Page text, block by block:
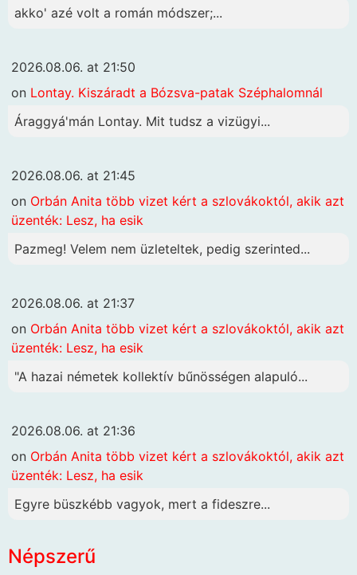
akko' azé volt a román módszer;...
2026.08.06. at 21:50
on Lontay. Kiszáradt a Bózsva-patak Széphalomnál
Áraggyá'mán Lontay. Mit tudsz a vizügyi...
2026.08.06. at 21:45
on Orbán Anita több vizet kért a szlovákoktól, akik azt
üzenték: Lesz, ha esik
Pazmeg! Velem nem üzleteltek, pedig szerinted...
2026.08.06. at 21:37
on Orbán Anita több vizet kért a szlovákoktól, akik azt
üzenték: Lesz, ha esik
"A hazai németek kollektív bűnösségen alapuló...
2026.08.06. at 21:36
on Orbán Anita több vizet kért a szlovákoktól, akik azt
üzenték: Lesz, ha esik
Egyre büszkébb vagyok, mert a fideszre...
Népszerű